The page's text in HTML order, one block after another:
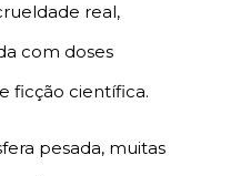
real,
com doses
ficção científica.
pesada, muitas